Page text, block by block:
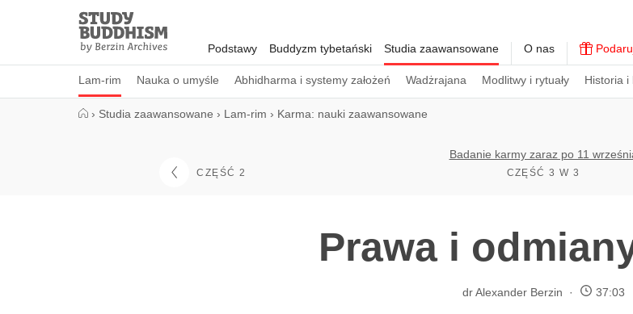
Study
Buddhism
Home
Podstawy Buddyzm tybetański Studia zaawansowane
Lam-rim Nauka o umyśle Abhidharma i systemy założeń Wadżrajana Modlitwy i rytuały Historia i
O nas
› Studia zaawansowane › Lam-rim › Karma: nauki zaawansowane
CZĘŚĆ 2
Badanie karmy zaraz po 11
CZĘŚĆ 3 W 3
Prawa i
dr Alexander Berzin 37:03